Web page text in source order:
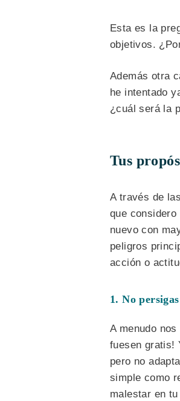
Esta es la
objetivos.
Además otra
he intentado
¿cuál será la
Tus
A través de
que
nuevo con
peligros
acción o
1. No
A menudo
fuesen gratis!
pero no
simple como
malestar en